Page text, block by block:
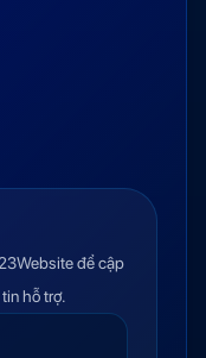
để cập
hỗ trợ.